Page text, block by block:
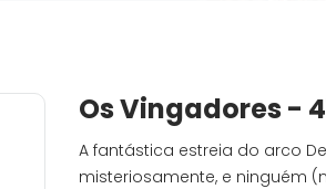
Os Vingadores -
A fantástica estreia do arco
misteriosamente, e ninguém